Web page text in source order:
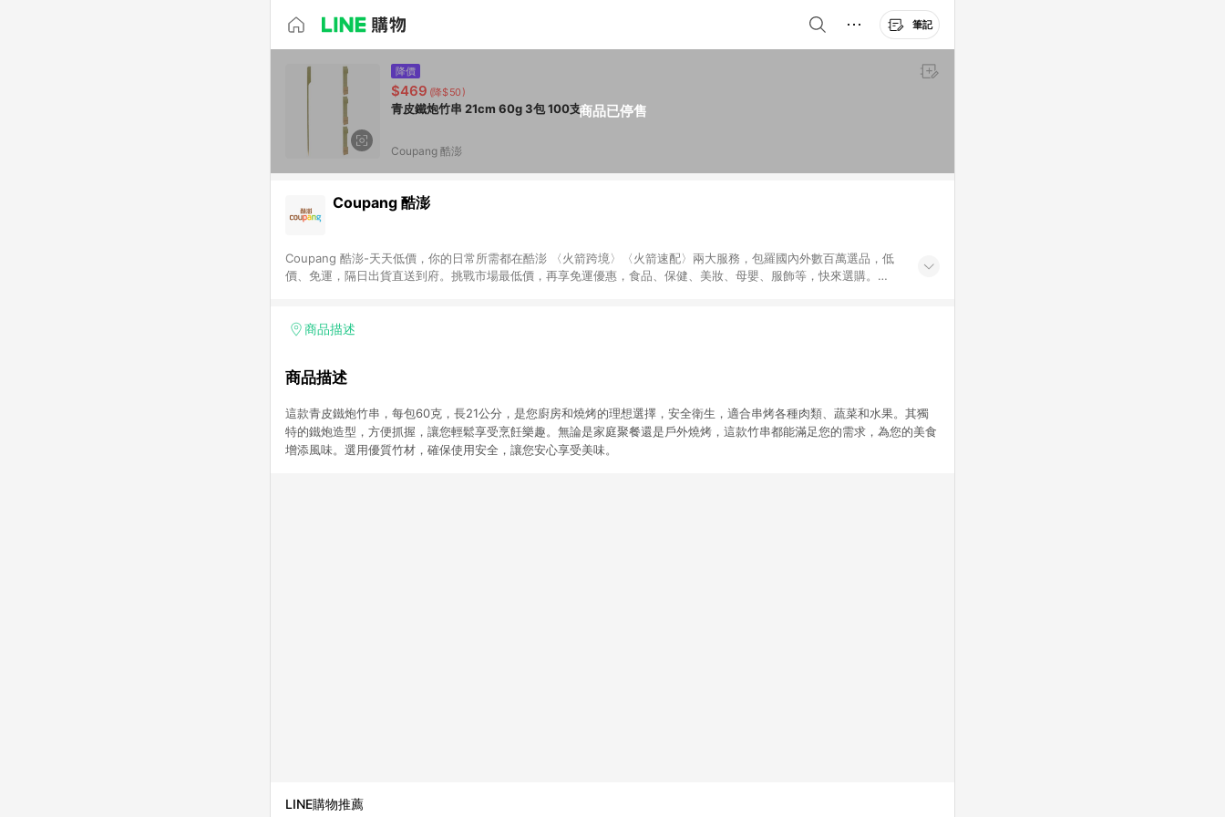
筆記
商品已停售
降價
$469 (降$50)
青皮鐵炮竹串 21cm 60g 3包 100支
Coupang 酷澎
Coupang 酷澎
Coupang 酷澎-天天低價，你的日常所需都在酷澎 〈火箭跨境〉〈火箭速配〉兩大服務，包羅國內外數百萬選品，低
價、免運，隔日出貨直送到府。挑戰市場最低價，再享免運優惠，食品、保健、美妝、母嬰、服飾等，快來選購。
商品描述
商品描述
這款青皮鐵炮竹串，每包60克，長21公分，是您廚房和燒烤的理想選擇，安全衛生，適合串烤各種肉類、蔬菜和水果。其獨
特的鐵炮造型，方便抓握，讓您輕鬆享受烹飪樂趣。無論是家庭聚餐還是戶外燒烤，這款竹串都能滿足您的需求，為您的美食
增添風味。選用優質竹材，確保使用安全，讓您安心享受美味。
LINE購物推薦